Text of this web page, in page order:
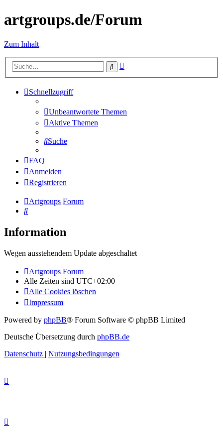
artgroups.de/Forum
Zum Inhalt
Suche
Schnellzugriff
Unbeantwortete Themen
Aktive Themen
Suche
FAQ
Anmelden
Registrieren
Artgroups Forum
Suche
Information
Wegen ausstehendem Update abgeschaltet
Artgroups Forum
Alle Zeiten sind UTC+02:00
Alle Cookies löschen
Impressum
Powered by phpBB® Forum Software © phpBB Limited
Deutsche Übersetzung durch phpBB.de
Datenschutz | Nutzungsbedingungen